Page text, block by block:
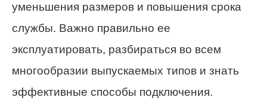
уменьшения размеров и повышения срока
службы. Важно правильно ее
эксплуатировать, разбираться во всем
многообразии выпускаемых типов и знать
эффективные способы подключения.